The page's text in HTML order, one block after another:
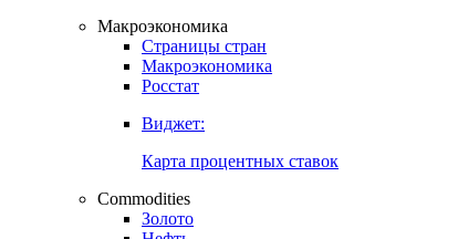
Макроэкономика
Страницы стран
Макроэкономика
Росстат
Виджет:
Карта процентных ставок
Commodities
Золото